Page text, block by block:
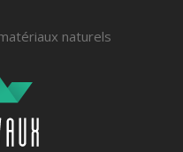
naturels